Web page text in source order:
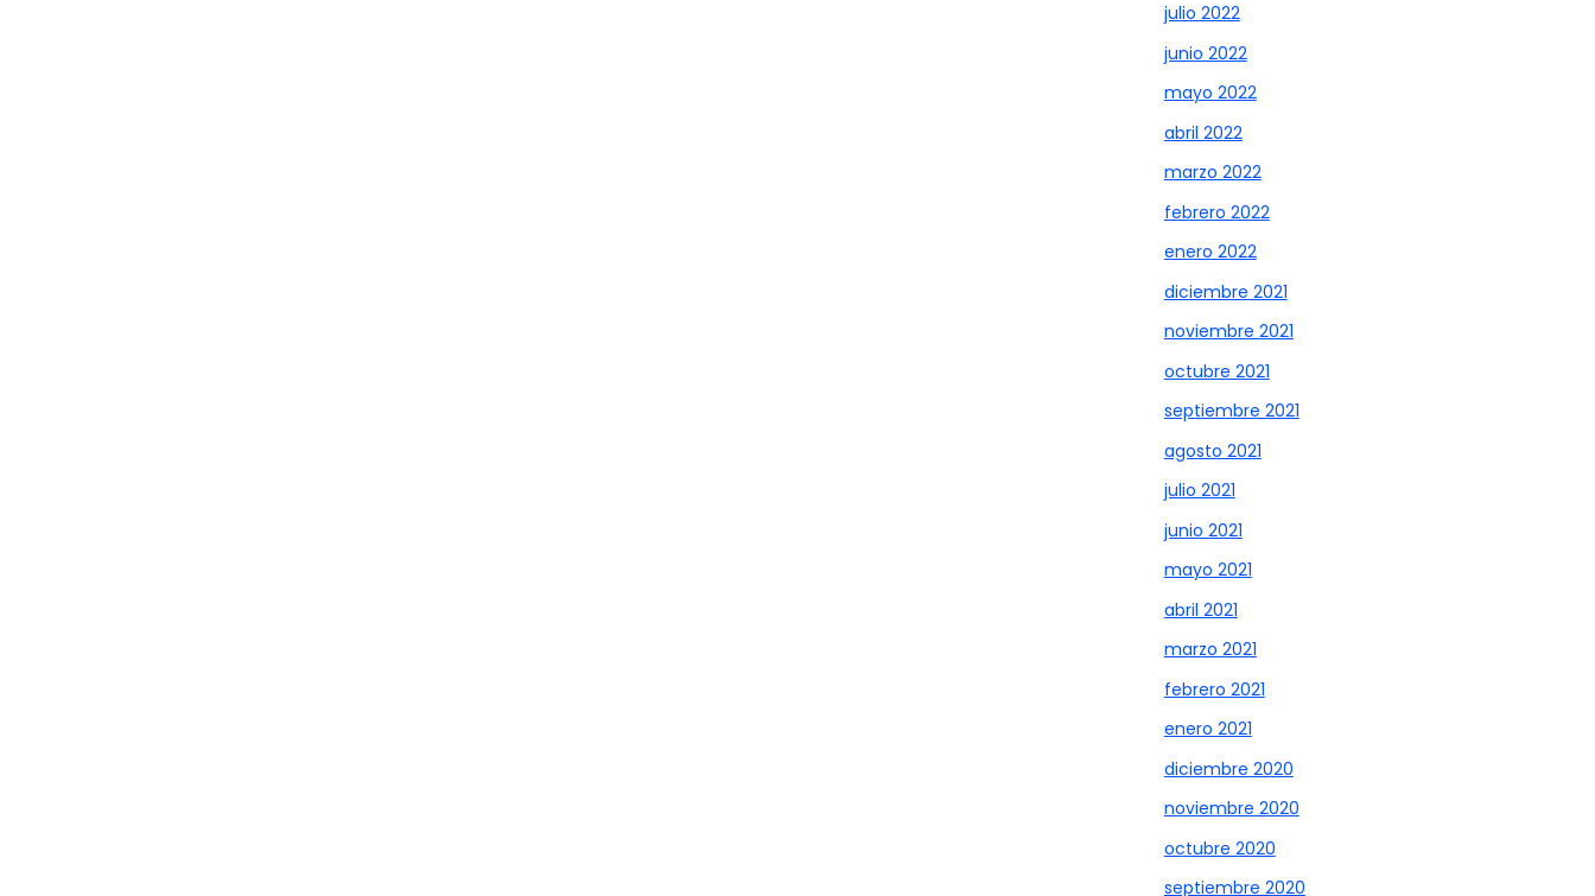
julio 2022
junio 2022
mayo 2022
abril 2022
marzo 2022
febrero 2022
enero 2022
diciembre 2021
noviembre 2021
octubre 2021
septiembre 2021
agosto 2021
julio 2021
junio 2021
mayo 2021
abril 2021
marzo 2021
febrero 2021
enero 2021
diciembre 2020
noviembre 2020
octubre 2020
septiembre 2020